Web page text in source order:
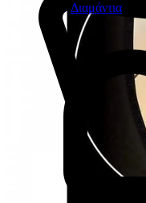
Διαμάντια